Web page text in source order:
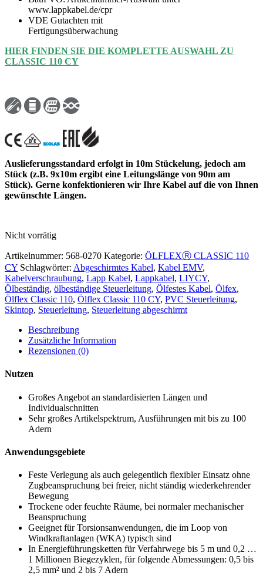
www.lappkabel.de/cpr
VDE Gutachten mit
Fertigungsüberwachung
HIER FINDEN SIE DIE KOMPLETTE AUSWAHL ZU
CLASSIC 110 CY
Auslieferungsstandard erfolgt in 10m Stückelung, jedoch am
Stück (z.B. 9x10m ergibt eine Leitungslänge von 90m am
Stück). Gerne konfektionieren wir Ihre Kabel auf die von Ihnen
gewünschte Längen.
Nicht vorrätig
Artikelnummer: 568-0270 Kategorie: ÖLFLEXⓇ CLASSIC 110
CY Schlagwörter: Abgeschirmtes Kabel, Kabel EMV,
Kabelverschraubung, Lapp Kabel, Lappkabel, LIYCY,
Ölbeständig, ölbeständige Steuerleitung, Ölfestes Kabel, Ölfex,
Ölflex Classic 110, Ölflex Classic 110 CY, PVC Steuerleitung,
Skintop, Steuerleitung, Steuerleitung abgeschirmt
Beschreibung
Zusätzliche Information
Rezensionen (0)
Nutzen
Großes Angebot an standardisierten Längen und
Individualschnitten
Sehr großes Artikelspektrum, Ausführungen mit bis zu 100
Adern
Anwendungsgebiete
Feste Verlegung als auch gelegentlich flexibler Einsatz ohne
Zugbeanspruchung bei freier, nicht ständig wiederkehrender
Bewegung
Trockene oder feuchte Räume, bei normaler mechanischer
Beanspruchung
Geeignet für Torsionsanwendungen, die im Loop von
Windkraftanlagen (WKA) typisch sind
In Energieführungsketten für Verfahrwege bis 5 m und 0,2 …
1 Millionen Biegezyklen, für folgende Abmessungen: 0,5 bis
2,5 mm² und 2 bis 7 Adern